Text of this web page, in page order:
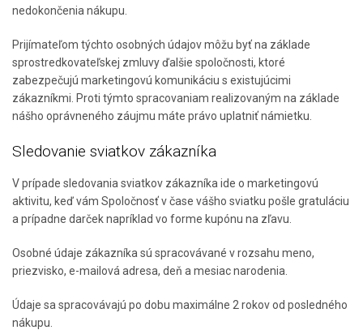
nedokončenia nákupu.
Prijímateľom týchto osobných údajov môžu byť na základe
sprostredkovateľskej zmluvy ďalšie spoločnosti, ktoré
zabezpečujú marketingovú komunikáciu s existujúcimi
zákazníkmi. Proti týmto spracovaniam realizovaným na základe
nášho oprávneného záujmu máte právo uplatniť námietku.
Sledovanie sviatkov zákazníka
V prípade sledovania sviatkov zákazníka ide o marketingovú
aktivitu, keď vám Spoločnosť v čase vášho sviatku pošle gratuláciu
a prípadne darček napríklad vo forme kupónu na zľavu.
Osobné údaje zákazníka sú spracovávané v rozsahu meno,
priezvisko, e-mailová adresa, deň a mesiac narodenia.
Údaje sa spracovávajú po dobu maximálne 2 rokov od posledného
nákupu.